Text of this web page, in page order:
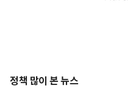
정책 많이 본 뉴스